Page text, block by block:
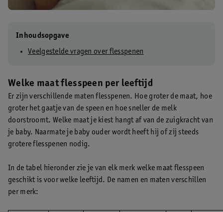
Inhoudsopgave
Veelgestelde vragen over flesspenen
Welke maat flesspeen per leeftijd
Er zijn verschillende maten flesspenen. Hoe groter de maat, hoe
groter het gaatje van de speen en hoe sneller de melk
doorstroomt. Welke maat je kiest hangt af van de zuigkracht van
je baby. Naarmate je baby ouder wordt heeft hij of zij steeds
grotere flesspenen nodig.
In de tabel hieronder zie je van elk merk welke maat flesspeen
geschikt is voor welke leeftijd. De namen en maten verschillen
per merk: